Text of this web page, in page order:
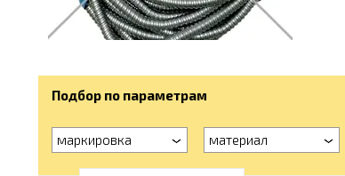
Подбор по параметрам
маркировка материал